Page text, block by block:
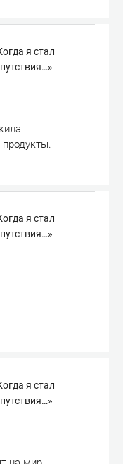
я стал
я стал
я стал